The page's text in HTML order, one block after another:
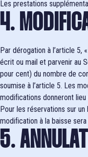
Les prestations
4.
Par dérogation à l’article
écrit ou mail et parvenir au
pour cent) du nombre de
soumise à l’article 5. Les
modifications donneront
Pour les réservations sur
modification à la baisse
5.